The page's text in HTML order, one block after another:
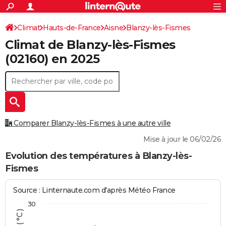
ACTUALITÉS
Politique
Société
Faits Divers
Education
Monde
Villes
+
SPORT
Coupe du monde 2026
Football
Tennis
Cyclisme
Rugby
Forum
Programme TV
TNT
Streaming
Cinéma
Sorties cinéma
Musique
+
FINANCE
Retraite
Impôts
Epargne
Immobilier
Risques naturels par ville
Banque
Assurance
Crédit
AUTO
Essais
Réserver un essai
Citadines
Berlines
SUV
Forum auto
+
HIGH-TECH
Forum
Aménagement intérieur
Extérieur
Cuisine
Salle de bains
Jardinage
Rangement
+WEEK-END
Guides de France
Escapades
Patrimoine
Expositions
Musées
Week-end nature
Art de vivre
Bien-être
Loisirs
Mode
Modes de vie
Alimentation
Guide de la santé
Maladies
Médicaments
Sommeil
VOYAGE
Rechercher
S'inscrire
Connexion
Climat Hauts-de-France Aisne Blanzy-lès-Fismes
Climat de Blanzy-lès-Fismes
(02160) en 2025
Comparer Blanzy-lès-Fismes à une autre ville
Mise à jour le 06/02/26
Evolution des températures à Blanzy-lès-
Fismes
Source : Linternaute.com d'après Météo France
30